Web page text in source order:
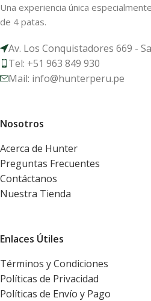
Una experiencia única
de 4 patas.
Av. Los Conquistadores 669 -
Tel: +51 963 849 930
Mail: info@hunterperu.pe
Nosotros
Acerca de Hunter
Preguntas Frecuentes
Contáctanos
Nuestra Tienda
Enlaces Útiles
Términos y Condiciones
Políticas de Privacidad
Políticas de Envío y Pago